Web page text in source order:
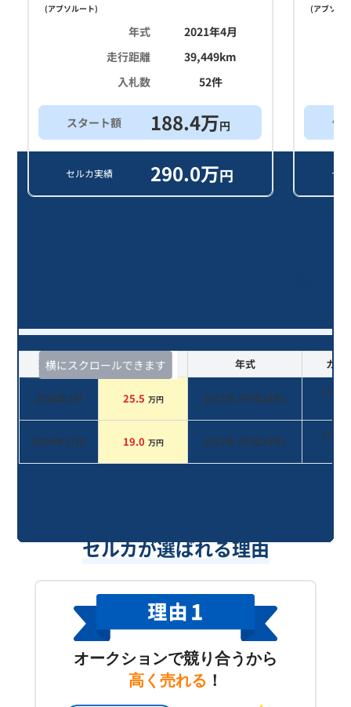
(アブソルート)
年式
2021年4月
走行距離
39,449km
入札数
52件
スタート額 188.4万円
セルカ実績 290.0万円
(アブソル
他
セ
横にスクロールできます
査定時期 セルカ実績 年式 カラ
2026年3月 25.5 万円 2012年 (平成24年)
パー
2020年11月 19.0 万円 2012年 (平成24年)
パー
セルカが選ばれる理由
オークションで競り合うから
高く売れる ！